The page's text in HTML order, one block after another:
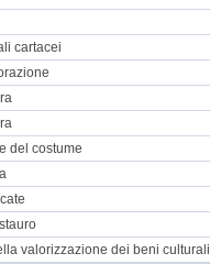
cartacei
del costume
valorizzazione dei beni culturali